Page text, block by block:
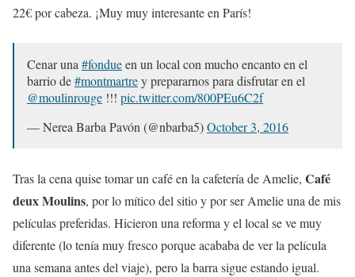
22€ por cabeza. ¡Muy muy interesante en París!
Cenar una #fondueen un local con mucho encanto en el
barrio de#montmartrey prepararnos para disfrutar en el
@moulinrouge !!! pic.twitter.com/800PEu6C2f
— Nerea Barba Pavón (@nbarba5)October 3, 2016
Tras la cena quise tomar un café en la cafetería de Amelie, Café
deux Moulins, por lo mítico del sitio y por ser Amelie una de mis
películas preferidas. Hicieron una reforma y el local se ve muy
diferente (lo tenía muy fresco porque acababa de ver la película
una semana antes del viaje), pero la barra sigue estando igual.